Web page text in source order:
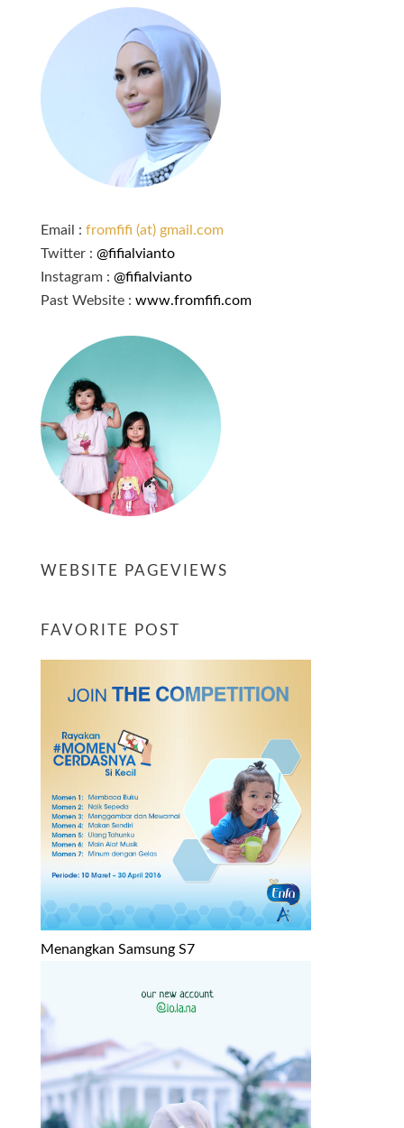
Email : fromfifi (at) gmail.com
Twitter : @fifialvianto
Instagram : @fifialvianto
Past Website : www.fromfifi.com
WEBSITE PAGEVIEWS
FAVORITE POST
Menangkan Samsung S7